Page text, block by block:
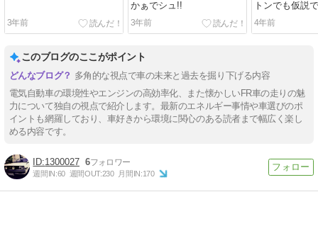
3年前
かぁでシュ!!
3年前
トンでも仮説
4年前
このブログのここがポイント
多角的な視点で車の未来と過去を掘り下げる内容
電気自動車の環境性やエンジンの高効率化、また懐かしいFR車の走りの魅
力について独自の視点で紹介します。最新のエネルギー事情や車選びのポ
イントも網羅しており、車好きから環境に関心のある読者まで幅広く楽し
める内容です。
1300027 6
週間IN:60 週間OUT:230 月間IN:170